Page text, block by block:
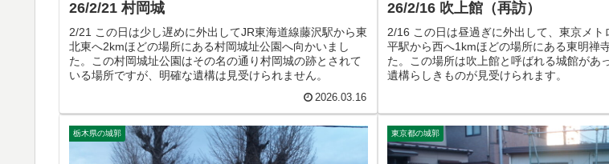
26/2/21 村岡城
2/21 この日は少し遅めに外出してJR東海道線藤沢駅から東
北東へ2kmほどの場所にある村岡城址公園へ向かいまし
た。この村岡城址公園はその名の通り村岡城の跡とされて
いる場所ですが、明確な遺構は見受けられません。
2026.03.16
26/2/16 吹上館（再訪）
2/16 この日は昼過ぎに外出して、東京メト
平駅から西へ1kmほどの場所にある東明禅
た。この場所は吹上館と呼ばれる城館があ
遺構らしきものが見受けられます。
栃木県の城郭 東京都の城郭